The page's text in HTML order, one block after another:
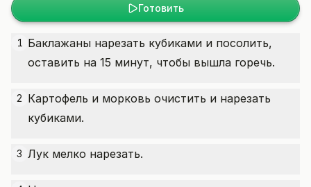
Готовить
1 Баклажаны нарезать кубиками и посолить,
оставить на 15 минут, чтобы вышла горечь.
2 Картофель и морковь очистить и нарезать
кубиками.
3 Лук мелко нарезать.